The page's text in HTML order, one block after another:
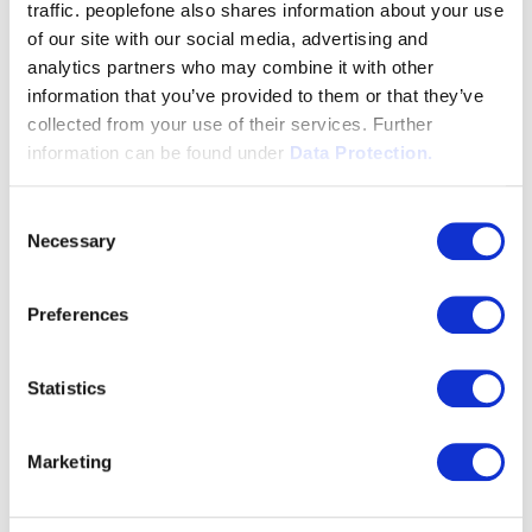
traffic. peoplefone also shares information about your use
of our site with our social media, advertising and
analytics partners who may combine it with other
information that you’ve provided to them or that they’ve
collected from your use of their services. Further
information can be found under Data Protection.
Selection
Necessary
Preferences
Statistics
Marketing
für Sie dabei!
Hier direkt zu den Gewinnern